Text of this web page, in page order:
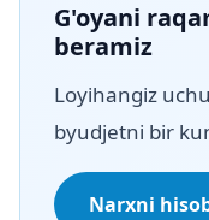
G'oyani
beramiz
Loyihangiz
byudjetni bir
Narxni